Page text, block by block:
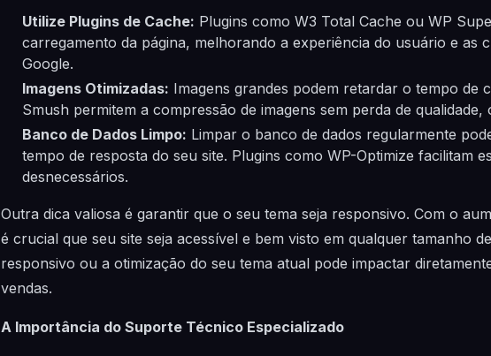
Utilize Plugins de Cache: Plugins como W3 Total Cache ou WP
carregamento da página, melhorando a experiência do usuário e as
Google.
Imagens Otimizadas: Imagens grandes podem retardar o tempo de
Smush permitem a compressão de imagens sem perda de
Banco de Dados Limpo: Limpar o banco de dados regularmente
tempo de resposta do seu site. Plugins como WP-Optimize facilitam
desnecessários.
Outra dica valiosa é garantir que o seu tema seja responsivo. Com o
é crucial que seu site seja acessível e bem visto em qualquer tamanho
responsivo ou a otimização do seu tema atual pode impactar
vendas.
A Importância do Suporte Técnico Especializado